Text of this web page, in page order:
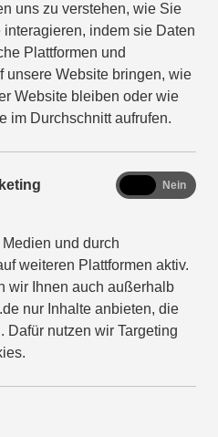
uns zu verstehen, wie Sie
interagieren, indem sie Daten
Plattformen und
unsere Website bringen, wie
Website bleiben oder wie
im Durchschnitt aufrufen.
und durch
weiteren Plattformen aktiv.
wir Ihnen auch außerhalb
nur Inhalte anbieten, die
Dafür nutzen wir Targeting
marketing
Nein
Suzuki empfehlen wir
Denn nur das Original
Teil meistens vorrätig;
VEREINBAREN
ClubVerbrauchswerte:
4,4 l/100km; kombinierter
km; CO₂-Klasse: C.
ALLGRIP Club
Energieverbrauch 4,9 l/100
Emission: 111 g/km; CO₂-